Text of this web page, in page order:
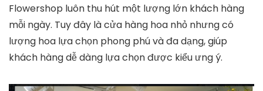
Flowershop luôn thu hút một lượng lớn khách hàng
mỗi ngày. Tuy đây là cửa hàng hoa nhỏ nhưng có
lượng hoa lựa chọn phong phú và đa dạng, giúp
khách hàng dễ dàng lựa chọn được kiểu ưng ý.